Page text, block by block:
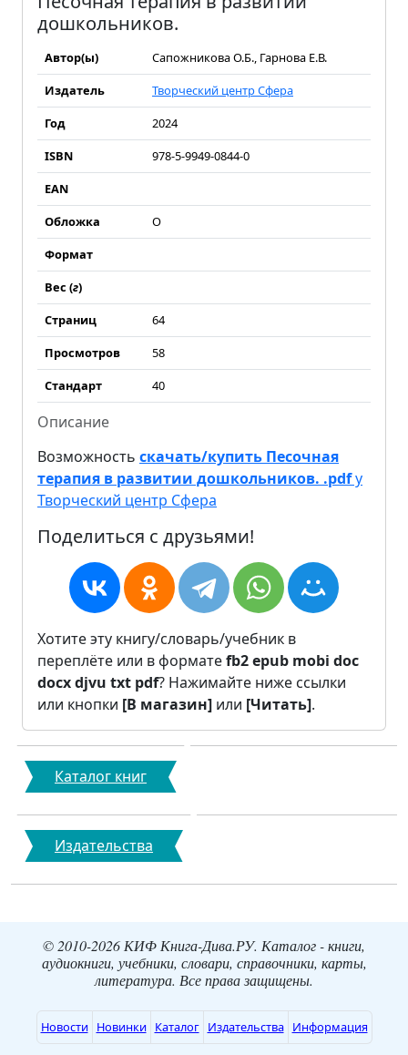
дошкольников.
Автор(ы)
Сапожникова О.Б., Гарнова Е.В.
Издатель
Творческий центр Сфера
Год
2024
ISBN
978-5-9949-0844-0
EAN
Обложка
О
Формат
Вес (г)
Страниц
64
Просмотров
58
Стандарт
40
Описание
Возможность скачать/купить Песочная
терапия в развитии дошкольников. .pdfу
Творческий центр Сфера
Поделиться с друзьями!
Хотите эту книгу/словарь/учебник в
переплёте или в форматеfb2epub mobi doc
docxdjvu txt pdf? Нажимайте ниже ссылки
или кнопки [В магазин] или [Читать].
Каталог книг
Издательства
© 2010-2026 КИФ Книга-Дива.РУ. Каталог - книги,
аудиокниги, учебники, словари, справочники, карты,
литература. Все права защищены.
Новости Новинки Каталог Издательства Информация